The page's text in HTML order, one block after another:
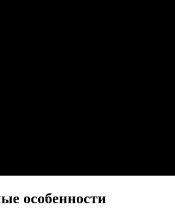
особенности